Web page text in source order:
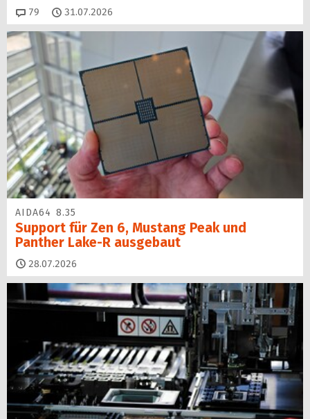
79 Kommentare
31.07.2026
AIDA64 8.35
Support für Zen 6, Mustang Peak und
Panther Lake-R ausgebaut
28.07.2026